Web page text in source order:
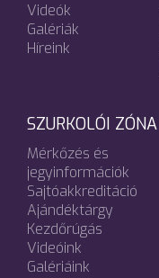
Videók
Galériák
Híreink
SZURKOLÓI ZÓNA
Mérkőzés és
jegyinformációk
Sajtóakkreditáció
Ajándéktárgy
Kezdőrúgás
Videóink
Galériáink